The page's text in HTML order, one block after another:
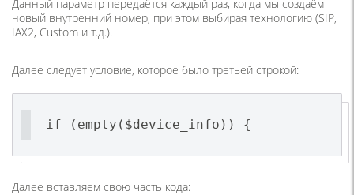
Данный параметр передаётся каждый раз, когда мы создаём
новый внутренний номер, при этом выбирая технологию (SIP,
IAX2, Custom и т.д.).
Далее следует условие, которое было третьей строкой:
if (empty($device_info)) {
Далее вставляем свою часть кода: